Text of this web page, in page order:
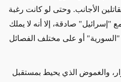
الأجانب. وحتى لو كانت رغبة
صادقة، إلا أنه لا يملك
"السورية" أو على مختلف الفصائل
والغموض الذي يحيط بمستقبل